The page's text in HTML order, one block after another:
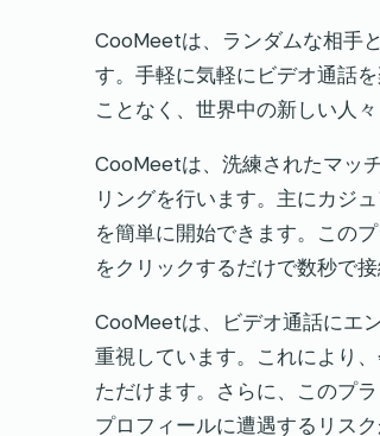
CooMeetは、ランダムな相手
す。手軽に気軽にビデオ通話
ことなく、世界中の新しい人
CooMeetは、洗練されたマッ
リングを行います。主にカジ
を簡単に開始できます。この
をクリックするだけで数秒で接
CooMeetは、ビデオ通話にエ
重視しています。これにより
ただけます。さらに、このプ
プロフィールに遭遇するリス